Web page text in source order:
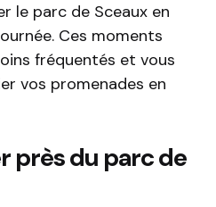
le parc de Sceaux en
Ces moments
fréquentés et vous
vos promenades en
près du parc de